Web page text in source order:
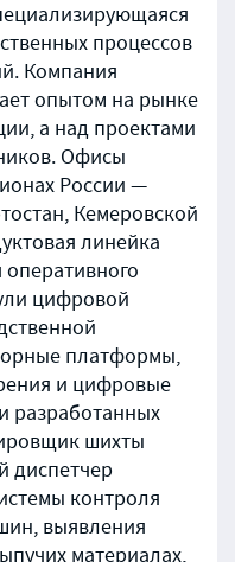
процессов
Компания
опытом на рынке
а над проектами
Офисы
России —
Кемеровской
линейка
цифровой
платформы,
и цифровые
разработанных
шихты
диспетчер
контроля
выявления
материалах,